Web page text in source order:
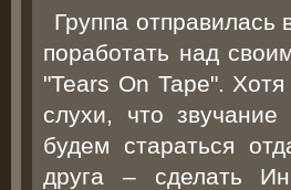
Группа отправилась
поработать над
"Tears On Tape".
слухи, что
будем стараться
друга – сделать